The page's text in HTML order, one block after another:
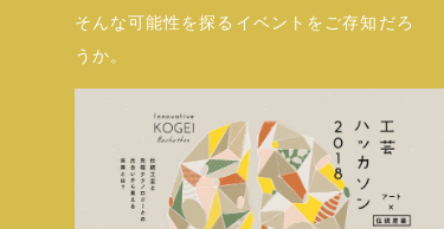
そんな可能性を探るイベントをご存知だろ
うか。